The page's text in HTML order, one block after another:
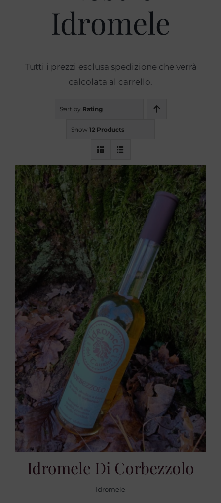
Idromele
Tutti i prezzi esclusa spedizione che verrà
calcolata al carrello.
Sort by Rating
Show 12 Products
Idromele Di Corbezzolo
Idromele